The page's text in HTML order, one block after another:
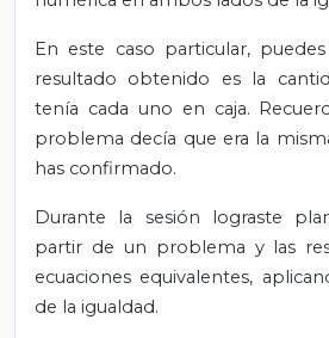
En este caso particular,
resultado obtenido es la
tenía cada uno en caja.
problema decía que era la
has confirmado.
Durante la sesión lograste
partir de un problema y las
ecuaciones equivalentes,
de la igualdad.